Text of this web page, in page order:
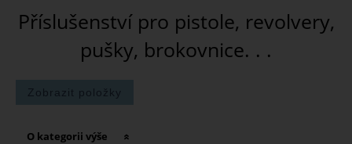
Příslušenství pro pistole, revolvery,
pušky, brokovnice. . .
O kategorii výše